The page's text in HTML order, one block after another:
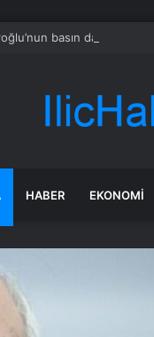
basın
HABER EKONOMI